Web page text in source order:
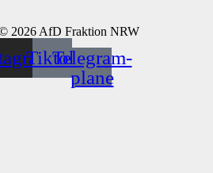
2026 AfD Fraktion NRW
TiktokTelegram-
plane